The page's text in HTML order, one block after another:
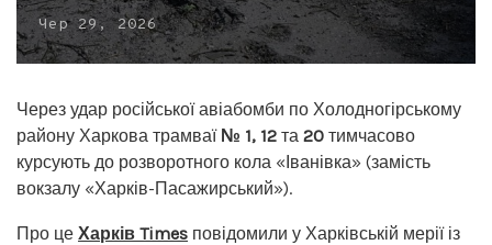
Чер 29, 2026
Через удар російської авіабомби по Холодногірському
району Харкова трамваї № 1, 12 та 20 тимчасово
курсують до розворотного кола «Іванівка» (замість
вокзалу «Харків-Пасажирський»).
Про це Харків Times повідомили у Харківській мерії із